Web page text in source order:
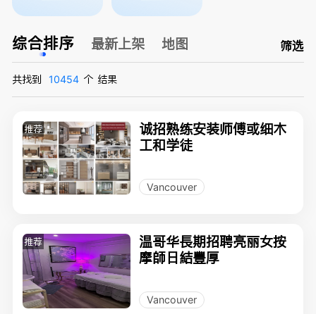
综合排序 最新上架 地图 筛选
共找到 10454 个 结果
推荐
诚招熟练安装师傅或细木
工和学徒
Vancouver
推荐
温哥华長期招聘亮丽女按
摩師日結豐厚
Vancouver